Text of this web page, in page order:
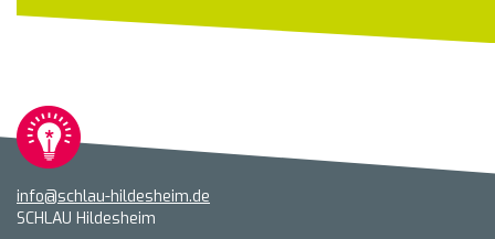
info@schlau-hildesheim.de
SCHLAU Hildesheim